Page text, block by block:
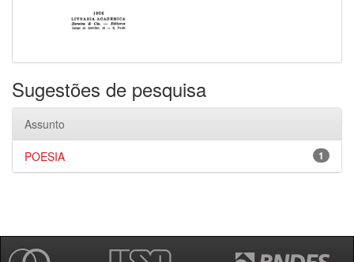
Sugestões de pesquisa
Assunto
1
POESIA